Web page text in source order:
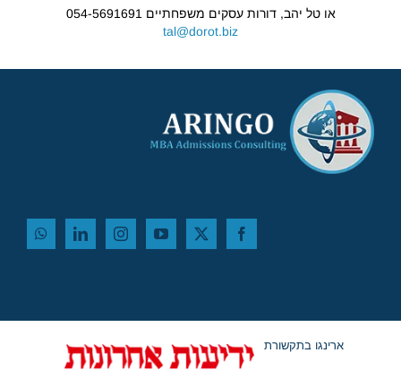
או טל יהב, דורות עסקים משפחתיים 054-5691691
tal@dorot.biz
ארינגו בתקשורת